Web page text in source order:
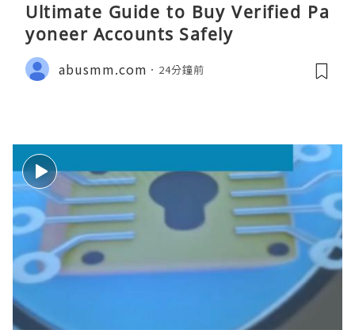
Ultimate Guide to Buy Verified Pa
yoneer Accounts Safely
abusmm.com 24分鐘前